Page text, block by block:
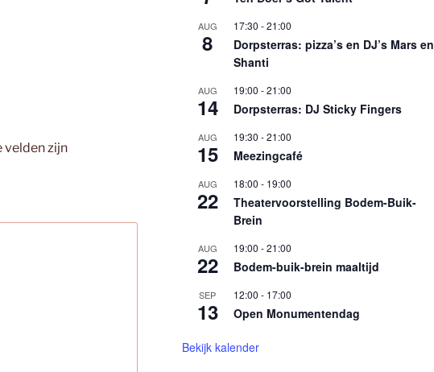
velden zijn
AUG
8
17:30 -21:00
Dorpsterras: pizza’s en DJ’s Mars en
Shanti
AUG
14
19:00 -21:00
Dorpsterras: DJ Sticky Fingers
AUG
15
19:30 -21:00
Meezingcafé
AUG
22
18:00 - 19:00
Theatervoorstelling Bodem-Buik-
Brein
AUG
22
19:00 -21:00
Bodem-buik-brein maaltijd
SEP
13
12:00 - 17:00
Open Monumentendag
Bekijk kalender